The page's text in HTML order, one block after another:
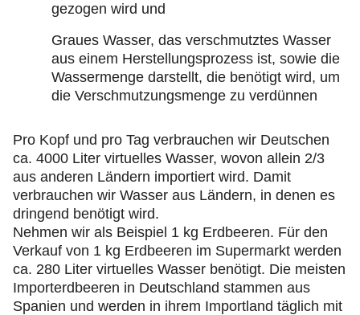
gezogen wird und
Graues Wasser, das verschmutztes Wasser
aus einem Herstellungsprozess ist, sowie die
Wassermenge darstellt, die benötigt wird, um
die Verschmutzungsmenge zu verdünnen
Pro Kopf und pro Tag verbrauchen wir Deutschen
ca. 4000 Liter virtuelles Wasser, wovon allein 2/3
aus anderen Ländern importiert wird. Damit
verbrauchen wir Wasser aus Ländern, in denen es
dringend benötigt wird.
Nehmen wir als Beispiel 1 kg Erdbeeren. Für den
Verkauf von 1 kg Erdbeeren im Supermarkt werden
ca. 280 Liter virtuelles Wasser benötigt. Die meisten
Importerdbeeren in Deutschland stammen aus
Spanien und werden in ihrem Importland täglich mit